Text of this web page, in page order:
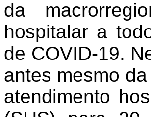
da
hospitalar a
de COVID-19.
antes mesmo
atendimento